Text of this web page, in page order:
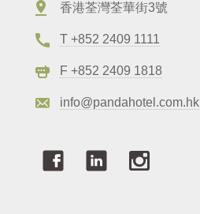
香港荃灣荃華街3號
T +852 2409 1111
F +852 2409 1818
info@pandahotel.com.hk